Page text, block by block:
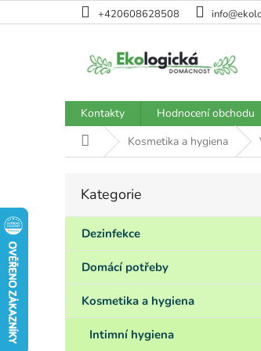
na
+420608628508
Kontakty Hodnocení obchodu
Domů Kosmetika a hygiena
s
r
n
í
Přeskočit
Kategorie
Dezinfekce
Domácí potřeby
Kosmetika a hygiena
Intimní hygiena